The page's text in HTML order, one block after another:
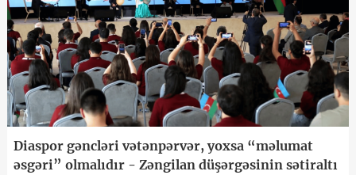
Diaspor gəncləri vətənpərvər, yoxsa “məlumat
əsgəri” olmalıdır - Zəngilan düşərgəsinin sətiraltı